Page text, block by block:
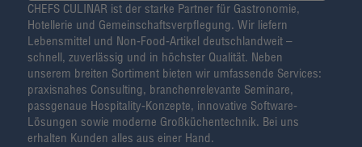
CHEFS CULINAR ist der starke Partner für Gastronomie,
Hotellerie und Gemeinschaftsverpflegung. Wir liefern
Lebensmittel und Non-Food-Artikel deutschlandweit –
schnell, zuverlässig und in höchster Qualität. Neben
unserem breiten Sortiment bieten wir umfassende Services:
praxisnahes Consulting, branchenrelevante Seminare,
passgenaue Hospitality-Konzepte, innovative Software-
Lösungen sowie moderne Großküchentechnik. Bei uns
erhalten Kunden alles aus einer Hand.